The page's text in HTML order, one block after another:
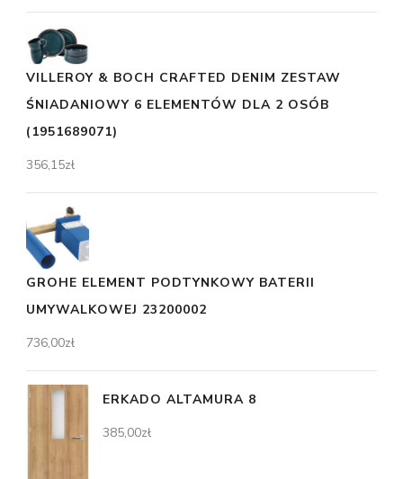
VILLEROY & BOCH CRAFTED DENIM ZESTAW
ŚNIADANIOWY 6 ELEMENTÓW DLA 2 OSÓB
(1951689071)
356,15zł
GROHE ELEMENT PODTYNKOWY BATERII
UMYWALKOWEJ 23200002
736,00zł
ERKADO ALTAMURA 8
385,00zł